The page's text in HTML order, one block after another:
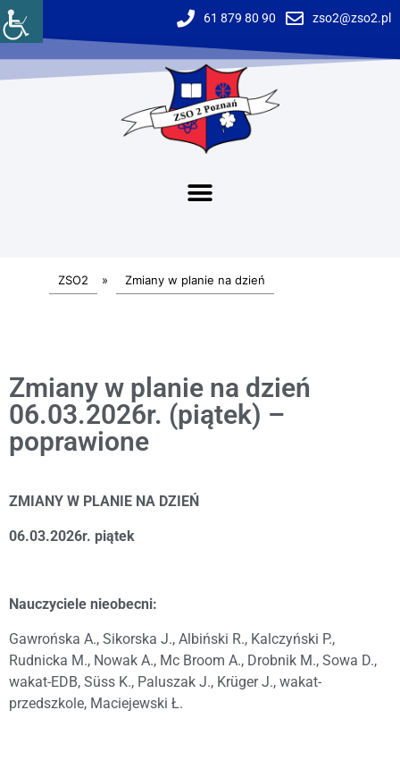
61 879 80 90 zso2@zso2.pl
ZSO2 » Zmiany w planie na dzień
Zmiany w planie na dzień
06.03.2026r. (piątek) –
poprawione
ZMIANY W PLANIE NA DZIEŃ
06.03.2026r. piątek
Nauczyciele nieobecni:
Gawrońska A., Sikorska J., Albiński R., Kalczyński P.,
Rudnicka M., Nowak A., Mc Broom A., Drobnik M., Sowa D.,
wakat-EDB, Süss K., Paluszak J., Krüger J., wakat-
przedszkole, Maciejewski Ł.